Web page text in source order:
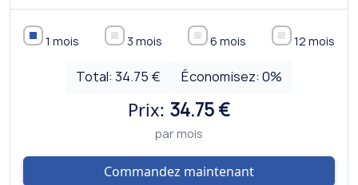
1 mois 3 mois 6 mois 12 mois
Total:34.75 € Économisez: 0%
Prix: 34.75 €
par mois
Commandez maintenant